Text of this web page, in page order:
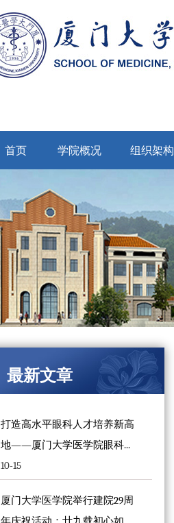
首页 学院概况 组织架构
最新文章
打造高水平眼科人才培养新高
地——厦门大学医学院眼科...
10-15
厦门大学医学院举行建院29周